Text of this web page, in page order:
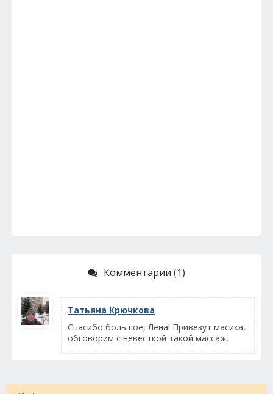
Комментарии (1)
Татьяна Крючкова
Спасибо большое, Лена! Привезут масика,
обговорим с невесткой такой массаж.